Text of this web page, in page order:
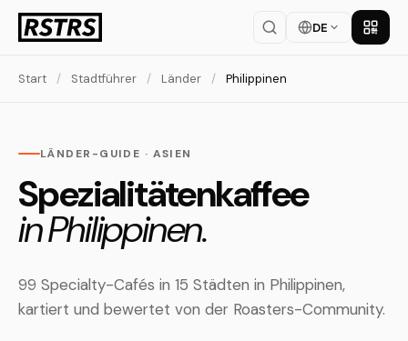
DE App
Start / Stadtführer / Länder / Philippinen
LÄNDER-GUIDE · ASIEN
Spezialitätenkaffee
in Philippinen.
99 Specialty-Cafés in 15 Städten in Philippinen,
kartiert und bewertet von der Roasters-Community.